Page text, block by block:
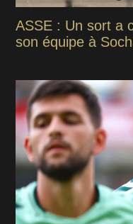
ASSE : Un sort a
son équipe à